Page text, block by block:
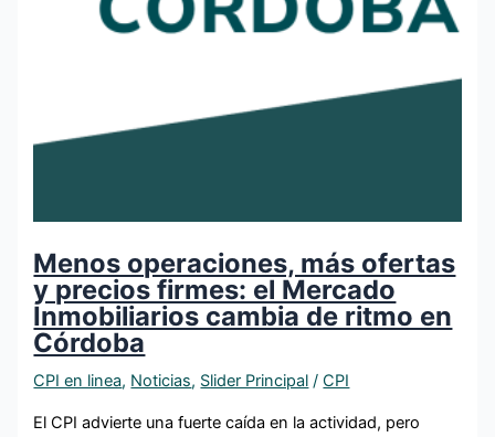
Menos operaciones, más ofertas
y precios firmes: el Mercado
Inmobiliarios cambia de ritmo en
Córdoba
CPI en linea, Noticias, Slider Principal /CPI
El CPI advierte una fuerte caída en la actividad, pero